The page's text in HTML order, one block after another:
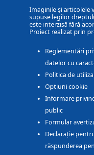
Imaginile și articolele
supuse legilor
este interzisă fără
Proiect realizat prin
Reglementări
datelor cu
Politica de
Optiuni cookie
Informare
public
Formular
Declarație
răspunderea